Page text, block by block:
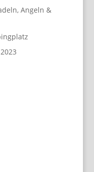
Angeln &